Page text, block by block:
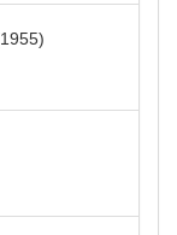
1955